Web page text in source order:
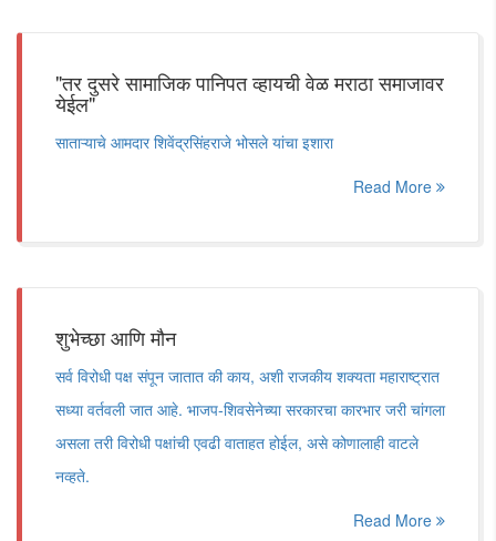
"तर दुसरे सामाजिक पानिपत व्हायची वेळ मराठा समाजावर
येईल"
साताऱ्याचे आमदार शिवेंद्रसिंहराजे भोसले यांचा इशारा
Read More
शुभेच्छा आणि मौन
सर्व विरोधी पक्ष संपून जातात की काय, अशी राजकीय शक्यता महाराष्ट्रात
सध्या वर्तवली जात आहे. भाजप-शिवसेनेच्या सरकारचा कारभार जरी चांगला
असला तरी विरोधी पक्षांची एवढी वाताहत होईल, असे कोणालाही वाटले
नव्हते.
Read More